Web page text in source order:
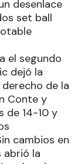
desenlace
set ball
el segundo
dejó la
de la
Conte y
de 14-10 y
cambios en
abrió la